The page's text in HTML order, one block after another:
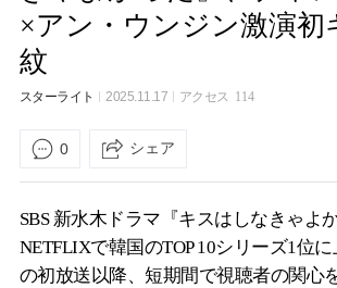
×アン・ウンジン激演初
紋
スターライト 2025.11.17 アクセス 114
0 シェア
SBS 新水木ドラマ『キスはしなきゃよ
NETFLIXで韓国のTOP 10シリーズ1位
の初放送以降、短期間で視聴者の関心